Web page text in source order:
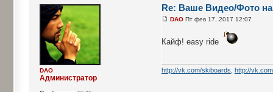
Re: Ваше Видео/Фото
DAOПт фев 17, 2017 12:07
Кайф! easy ride
http://vk.com/skiboards http://
DAO
Администратор